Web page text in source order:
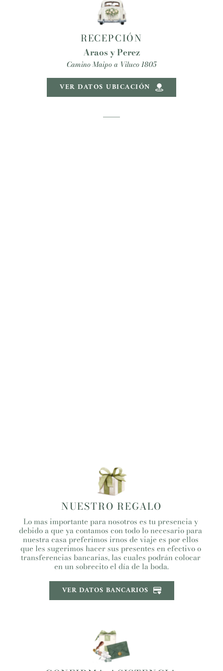
RECEPCIÓN
Araos y Perez
Camino Maipo a Viluco 1805
VER DATOS UBICACIÓN
NUESTRO REGALO
Lo mas importante para nosotros es tu presencia y
debido a que ya contamos con todo lo necesario para
nuestra casa preferimos irnos de viaje es por ellos
que les sugerimos hacer sus presentes en efectivo o
transferencias bancarias, las cuales podrán colocar
en un sobrecito el día de la boda.
VER DATOS BANCARIOS